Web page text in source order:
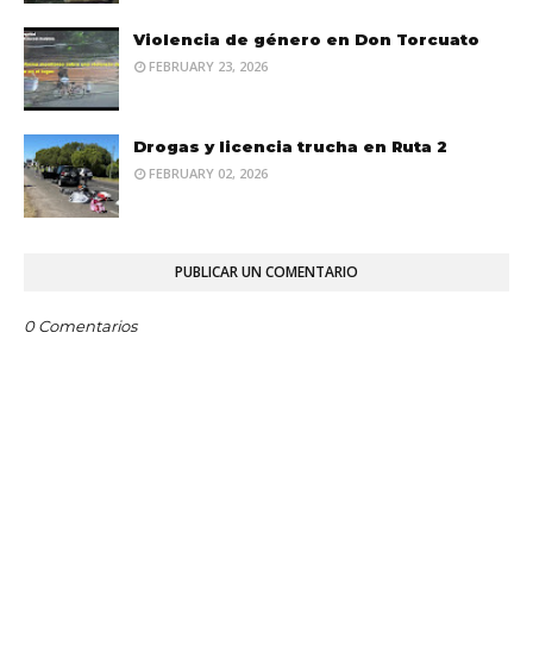
Violencia de género en Don Torcuato
FEBRUARY 23, 2026
Drogas y licencia trucha en Ruta 2
FEBRUARY 02, 2026
PUBLICAR UN COMENTARIO
0 Comentarios